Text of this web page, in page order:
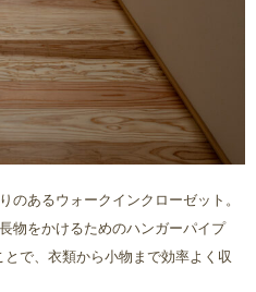
のあるウォークインクローゼット。
物をかけるためのハンガーパイプ
で、衣類から小物まで効率よく収